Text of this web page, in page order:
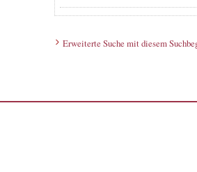
Erweiterte Suche mit diesem